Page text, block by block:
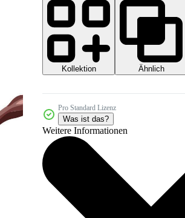
Kollektion
Ähnlich
Pro Standard Lizenz
Was ist das?
Weitere Informationen